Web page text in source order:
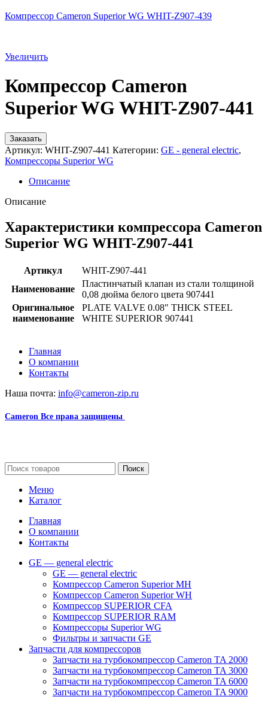
Компрессор Cameron Superior WG WHIT-Z907-439
Увеличить
Компрессор Cameron
Superior WG WHIT-Z907-441
Заказать
Артикул: WHIT-Z907-441 Категории: GE - general electric,
Компрессоры Superior WG
Описание
Описание
Характеристики компрессора Cameron
Superior WG WHIT-Z907-441
Артикул
WHIT-Z907-441
Наименование
Пластинчатый клапан из стали толщиной
0,08 дюйма белого цвета 907441
Оригинальное
наименование
PLATE VALVE 0.08″ THICK STEEL
WHITE SUPERIOR 907441
Главная
О компании
Контакты
Наша почта: info@cameron-zip.ru
Cameron Все права защищены
Поиск
Меню
Каталог
Главная
О компании
Контакты
GE — general electric
GE — general electric
Компрессор Cameron Superior MH
Компрессор Cameron Superior WH
Компрессор SUPERIOR CFA
Компрессор SUPERIOR RAM
Компрессоры Superior WG
Фильтры и запчасти GE
Запчасти для компрессоров
Запчасти на турбокомпрессор Cameron TA 2000
Запчасти на турбокомпрессор Cameron TA 3000
Запчасти на турбокомпрессор Cameron TA 6000
Запчасти на турбокомпрессор Cameron TA 9000